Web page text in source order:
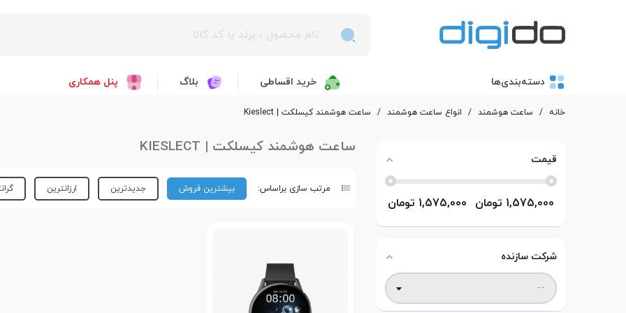
دسته‌بندی‌ها خرید اقساطی بلاگ پنل همکاری
خانه / ساعت هوشمند / انواع ساعت هوشمند / ساعت هوشمند کیسلکت | Kieslect
قیمت
1,575,000 تومان 1,575,000 تومان
شرکت سازنده
ساعت هوشمند کیسلکت | KIESLECT
مرتب سازی براساس: بیشترین فروش جدیدترین ارزانترین